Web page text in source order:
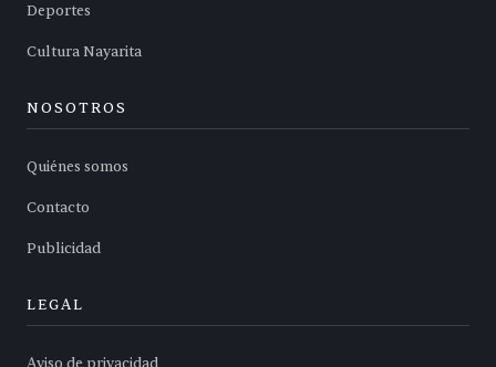
Deportes
Cultura Nayarita
NOSOTROS
Quiénes somos
Contacto
Publicidad
LEGAL